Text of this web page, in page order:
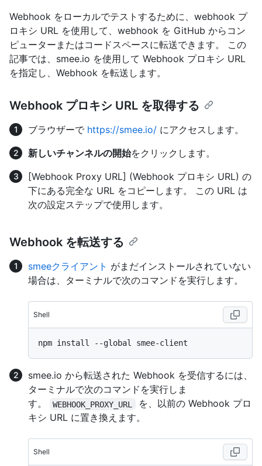
Webhook をローカルでテストするために、webhook プ
ロキシ URL を使用して、webhook を GitHub からコン
ピューターまたはコードスペースに転送できます。 この
記事では、smee.io を使用して Webhook プロキシ URL
を指定し、Webhook を転送します。
Webhook プロキシ URL を取得する
ブラウザーで https://smee.io/ にアクセスします。
新しいチャンネルの開始をクリックします。
[Webhook Proxy URL] (Webhook プロキシ URL) の
下にある完全な URL をコピーします。 この URL は
次の設定ステップで使用します。
Webhook を転送する
smeeクライアント がまだインストールされていない
場合は、ターミナルで次のコマンドを実行します。
Shell
smee.io から転送された Webhook を受信するには、
ターミナルで次のコマンドを実行しま
す。
WEBHOOK_PROXY_URL
を、以前の Webhook プロ
キシ URL に置き換えます。
Shell